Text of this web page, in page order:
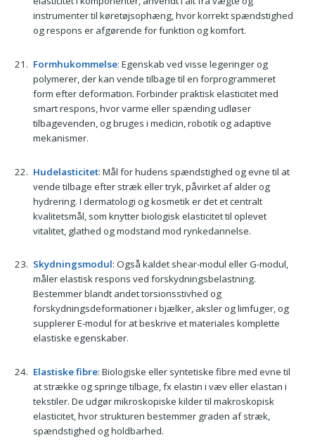
instrumenter til køretøjsophæng, hvor korrekt spændstighed
og respons er afgørende for funktion og komfort.
Formhukommelse: Egenskab ved visse legeringer og
polymerer, der kan vende tilbage til en forprogrammeret
form efter deformation. Forbinder praktisk elasticitet med
smart respons, hvor varme eller spænding udløser
tilbagevenden, og bruges i medicin, robotik og adaptive
mekanismer.
Hudelasticitet: Mål for hudens spændstighed og evne til at
vende tilbage efter stræk eller tryk, påvirket af alder og
hydrering. I dermatologi og kosmetik er det et centralt
kvalitetsmål, som knytter biologisk elasticitet til oplevet
vitalitet, glathed og modstand mod rynkedannelse.
Skydningsmodul: Også kaldet shear-modul eller G-modul,
måler elastisk respons ved forskydningsbelastning.
Bestemmer blandt andet torsionsstivhed og
forskydningsdeformationer i bjælker, aksler og limfuger, og
supplerer E-modul for at beskrive et materiales komplette
elastiske egenskaber.
Elastiske fibre: Biologiske eller syntetiske fibre med evne til
at strække og springe tilbage, fx elastin i væv eller elastan i
tekstiler. De udgør mikroskopiske kilder til makroskopisk
elasticitet, hvor strukturen bestemmer graden af stræk,
spændstighed og holdbarhed.